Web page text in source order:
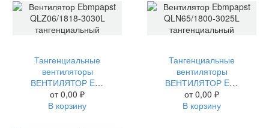
Тангенциальные
вентиляторы
ВЕНТИЛЯТОР EBMPAPST QLZ06/1818-3030L ТАНГЕНЦИАЛЬНЫЙ
от0,00 ₽
В корзину
Тангенциальные
вентиляторы
ВЕНТИЛЯТОР EBMPAPST QLN65/1800-3025L ТАНГЕНЦИАЛЬНЫЙ
от0,00 ₽
В корзину